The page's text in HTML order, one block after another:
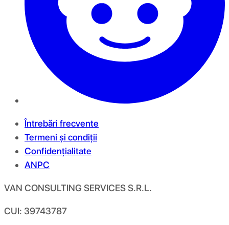
Întrebări frecvente
Termeni și condiții
Confidențialitate
ANPC
VAN CONSULTING SERVICES S.R.L.
CUI: 39743787